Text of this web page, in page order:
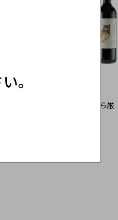
【送料無料】世界の銘醸地から厳
。